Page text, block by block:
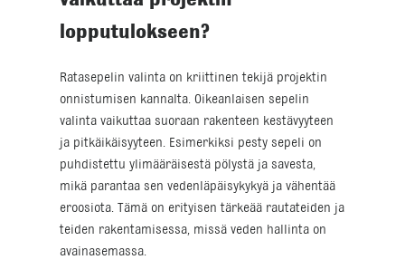
lopputulokseen?
Ratasepelin valinta on kriittinen tekijä projektin
onnistumisen kannalta. Oikeanlaisen sepelin
valinta vaikuttaa suoraan rakenteen kestävyyteen
ja pitkäikäisyyteen. Esimerkiksi pesty sepeli on
puhdistettu ylimääräisestä pölystä ja savesta,
mikä parantaa sen vedenläpäisykykyä ja vähentää
eroosiota. Tämä on erityisen tärkeää rautateiden ja
teiden rakentamisessa, missä veden hallinta on
avainasemassa.